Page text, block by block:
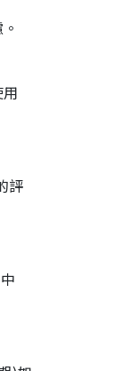
評